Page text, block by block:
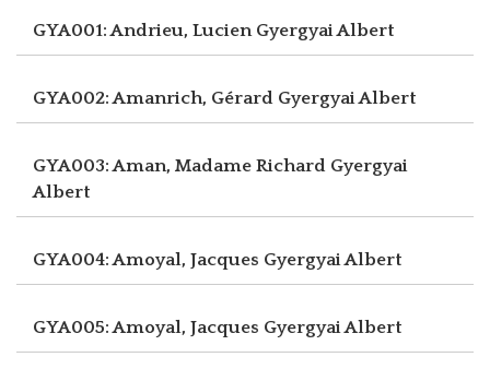
GYA001: Andrieu, Lucien Gyergyai Albert
GYA002: Amanrich, Gérard Gyergyai Albert
GYA003: Aman, Madame Richard Gyergyai
Albert
GYA004: Amoyal, Jacques Gyergyai Albert
GYA005: Amoyal, Jacques Gyergyai Albert